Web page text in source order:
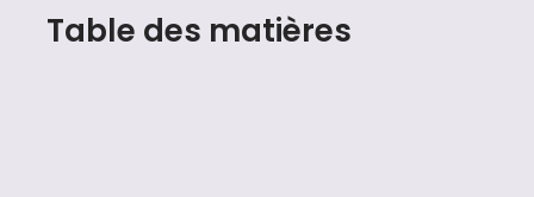
Table des matières